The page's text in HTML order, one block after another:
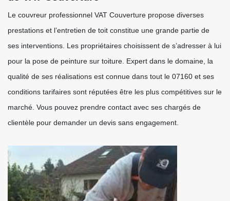
Le couvreur professionnel VAT Couverture propose diverses
prestations et l’entretien de toit constitue une grande partie de
ses interventions. Les propriétaires choisissent de s’adresser à lui
pour la pose de peinture sur toiture. Expert dans le domaine, la
qualité de ses réalisations est connue dans tout le 07160 et ses
conditions tarifaires sont réputées être les plus compétitives sur le
marché. Vous pouvez prendre contact avec ses chargés de
clientèle pour demander un devis sans engagement.